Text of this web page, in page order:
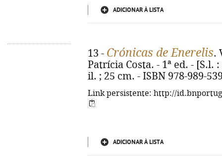
ADICIONAR À LISTA
13 - Crónicas de Enerelis.
Patrícia Costa. - 1ª ed. - [S.l.
il. ; 25 cm. - ISBN 978-989-
Link persistente: http://
ADICIONAR À LISTA